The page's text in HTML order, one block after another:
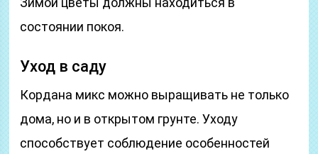
состоянии покоя.
Уход в саду
Кордана микс можно выращивать не только
дома, но и в открытом грунте. Уходу
способствует соблюдение особенностей